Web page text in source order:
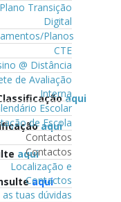
Plano Transição
Digital
Planos
CTE
@ Distância
de Avaliação
Interna
Escolar
de Escola
Contactos
Contactos
Localização e
Contactos
as tuas dúvidas
aqui
aqui
aqui
aqui